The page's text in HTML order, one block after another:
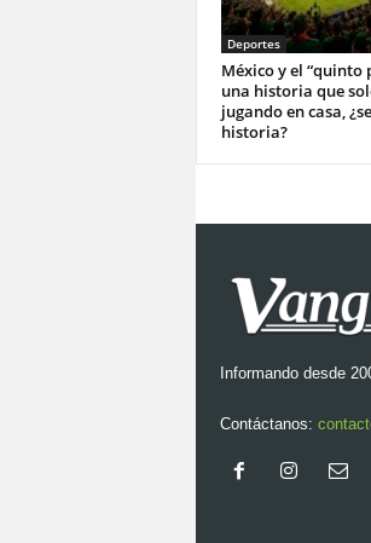
Deportes
México y el “quinto
una historia que
jugando en casa,
historia?
Informando desde
Contáctanos: